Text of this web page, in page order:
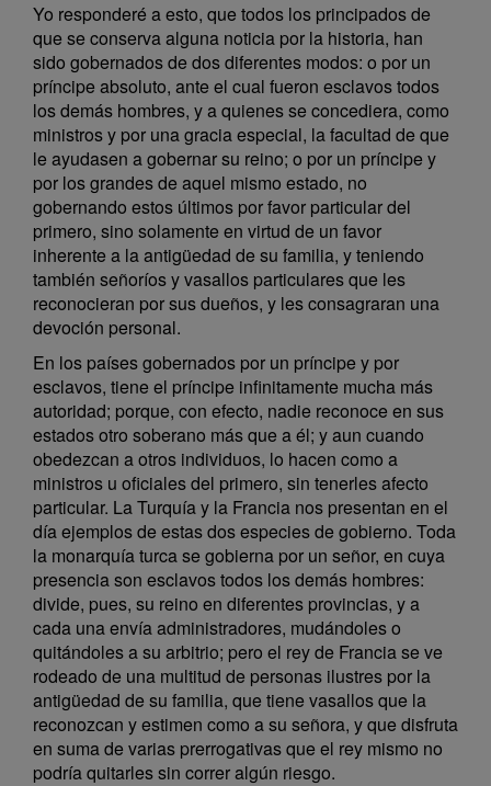
Yo responderé a esto, que todos los principados de
que se conserva alguna noticia por la historia, han
sido gobernados de dos diferentes modos: o por un
príncipe absoluto, ante el cual fueron esclavos todos
los demás hombres, y a quienes se concediera, como
ministros y por una gracia especial, la facultad de que
le ayudasen a gobernar su reino; o por un príncipe y
por los grandes de aquel mismo estado, no
gobernando estos últimos por favor particular del
primero, sino solamente en virtud de un favor
inherente a la antigüedad de su familia, y teniendo
también señoríos y vasallos particulares que les
reconocieran por sus dueños, y les consagraran una
devoción personal.
En los países gobernados por un príncipe y por
esclavos, tiene el príncipe infinitamente mucha más
autoridad; porque, con efecto, nadie reconoce en sus
estados otro soberano más que a él; y aun cuando
obedezcan a otros individuos, lo hacen como a
ministros u oficiales del primero, sin tenerles afecto
particular. La Turquía y la Francia nos presentan en el
día ejemplos de estas dos especies de gobierno. Toda
la monarquía turca se gobierna por un señor, en cuya
presencia son esclavos todos los demás hombres:
divide, pues, su reino en diferentes provincias, y a
cada una envía administradores, mudándoles o
quitándoles a su arbitrio; pero el rey de Francia se ve
rodeado de una multitud de personas ilustres por la
antigüedad de su familia, que tiene vasallos que la
reconozcan y estimen como a su señora, y que disfruta
en suma de varias prerrogativas que el rey mismo no
podría quitarles sin correr algún riesgo.